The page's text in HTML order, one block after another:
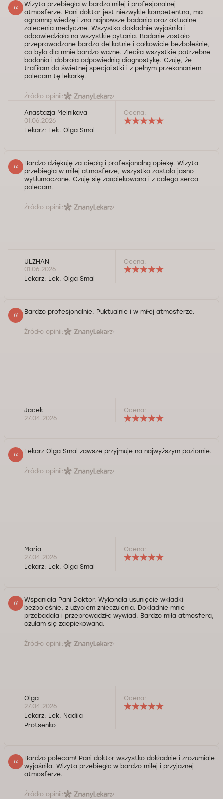
Wizyta przebiegła w bardzo miłej i profesjonalnej
atmosferze. Pani doktor jest niezwykle kompetentna, ma
ogromną wiedzę i zna najnowsze badania oraz aktualne
zalecenia medyczne. Wszystko dokładnie wyjaśniła i
odpowiedziała na wszystkie pytania. Badanie zostało
przeprowadzone bardzo delikatnie i całkowicie bezboleśnie,
co było dla mnie bardzo ważne. Zleciła wszystkie potrzebne
badania i dobrała odpowiednią diagnostykę. Czuję, że
trafiłam do świetnej specjalistki i z pełnym przekonaniem
polecam tę lekarkę.
Źródło opinii:
Anastazja Melnikava
01.06.2026
Lekarz: Lek. Olga Smal
Ocena:
Bardzo dziękuję za ciepłą i profesjonalną opiekę. Wizyta
przebiegła w miłej atmosferze, wszystko zostało jasno
wytłumaczone. Czuję się zaopiekowana i z całego serca
polecam.
Źródło opinii:
ULZHAN
01.06.2026
Lekarz: Lek. Olga Smal
Ocena:
Bardzo profesjonalnie. Puktualnie i w miłej atmosferze.
Źródło opinii:
Jacek
27.04.2026
Ocena:
Lekarz Olga Smal zawsze przyjmuje na najwyższym poziomie.
Źródło opinii:
Maria
27.04.2026
Lekarz: Lek. Olga Smal
Ocena:
Wspaniała Pani Doktor. Wykonała usunięcie wkładki
bezboleśnie, z użyciem znieczulenia. Dokladnie mnie
przebadała i przeprowadziła wywiad. Bardzo miła atmosfera,
czułam się zaopiekowana.
Źródło opinii:
Olga
27.04.2026
Lekarz: Lek. Nadiia
Protsenko
Ocena:
Bardzo polecam! Pani doktor wszystko dokładnie i zrozumiale
wyjaśniła. Wizyta przebiegła w bardzo miłej i przyjaznej
atmosferze.
Źródło opinii: